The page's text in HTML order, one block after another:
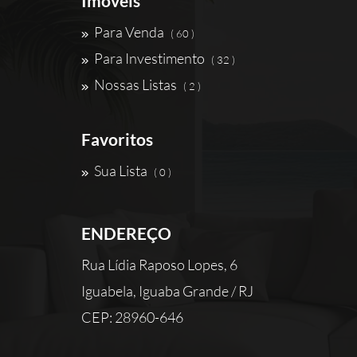
Para Venda ( 60 )
Para Investimento ( 32 )
Nossas Listas ( 2 )
Favoritos
Sua Lista ( 0 )
ENDEREÇO
Rua Lídia Raposo Lopes, 6
Iguabela, Iguaba Grande / RJ
CEP: 28960-646